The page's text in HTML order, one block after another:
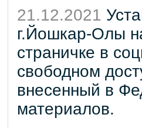
21.12.2021
г.Йошкар-Олы
страничке в
свободном
внесенный в
материалов.